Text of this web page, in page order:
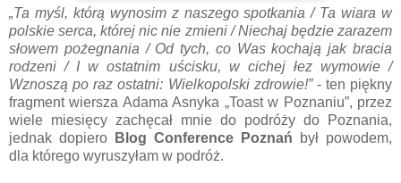
„Ta myśl, którą wynosim z naszego spotkania / Ta wiara w
polskie serca, której nic nie zmieni / Niechaj będzie zarazem
słowem pożegnania / Od tych, co Was kochają jak bracia
rodzeni / I w ostatnim uścisku, w cichej łez wymowie /
Wznoszą po raz ostatni: Wielkopolski zdrowie!”- ten piękny
fragment wiersza Adama Asnyka „Toast w Poznaniu”, przez
wiele miesięcy zachęcał mnie do podróży do Poznania,
jednak dopiero
Blog Conference Poznań
był powodem,
dla którego wyruszyłam w podróż.